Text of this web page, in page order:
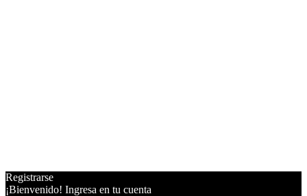
Registrarse
¡Bienvenido! Ingresa en tu cuenta